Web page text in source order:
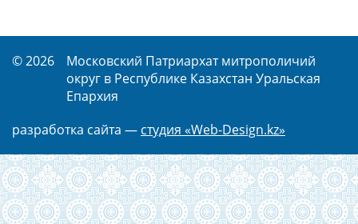
© 2026
Московский Патриархат митрополичий
округ в Республике Казахстан Уральская
Епархия
разработка сайта — студия «Web-Design.kz»